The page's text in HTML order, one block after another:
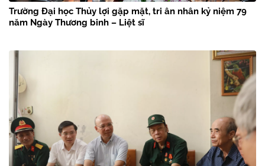
Trường Đại học Thủy lợi gặp mặt, tri ân nhân kỷ niệm 79
năm Ngày Thương binh – Liệt sĩ